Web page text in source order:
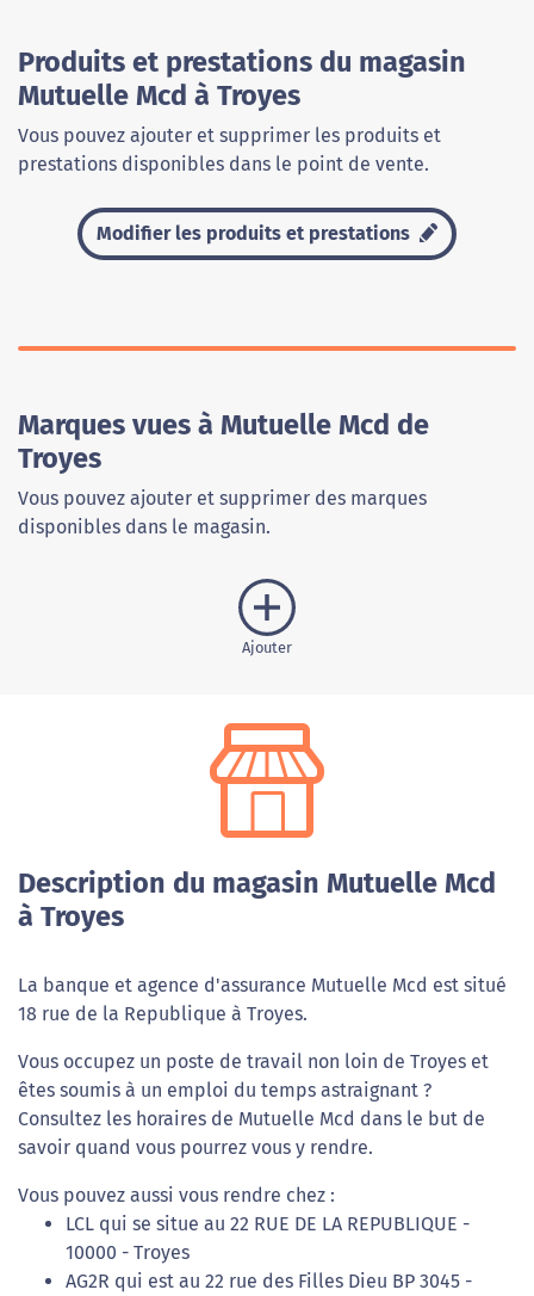
Produits et prestations du magasin
Mutuelle Mcd à Troyes
Vous pouvez ajouter et supprimer les produits et
prestations disponibles dans le point de vente.
Modifier les produits et prestations
Marques vues à Mutuelle Mcd de
Troyes
Vous pouvez ajouter et supprimer des marques
disponibles dans le magasin.
Ajouter
Description du magasin Mutuelle Mcd
à Troyes
La banque et agence d'assurance Mutuelle Mcd est situé
18 rue de la Republique à Troyes.
Vous occupez un poste de travail non loin de Troyes et
êtes soumis à un emploi du temps astraignant ?
Consultez les horaires de Mutuelle Mcd dans le but de
savoir quand vous pourrez vous y rendre.
Vous pouvez aussi vous rendre chez :
LCL qui se situe au 22 RUE DE LA REPUBLIQUE -
10000 - Troyes
AG2R qui est au 22 rue des Filles Dieu BP 3045 -